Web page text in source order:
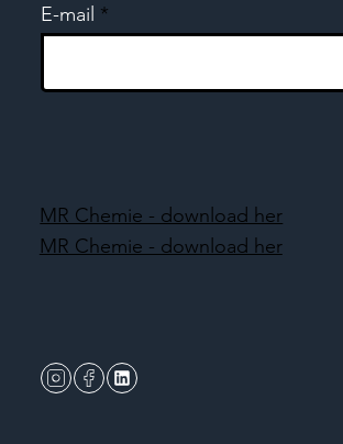
E-mail
MR Chemie - download her
MR Chemie - download her